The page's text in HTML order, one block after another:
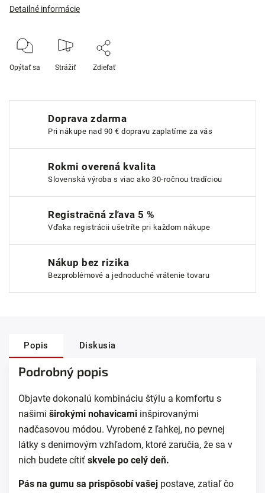
Detailné informácie
Opýtať sa Strážiť Zdieľať
Doprava zdarma
Pri nákupe nad 90 € dopravu zaplatíme za vás
Rokmi overená kvalita
Slovenská výroba s viac ako 30-ročnou tradíciou
Registračná zľava 5 %
Vďaka registrácii ušetríte pri každom nákupe
Nákup bez rizika
Bezproblémové a jednoduché vrátenie tovaru
Popis Diskusia
Podrobný popis
Objavte dokonalú kombináciu štýlu a komfortu s
našimi širokými nohavicami inšpirovanými
nadčasovou módou. Vyrobené z ľahkej, no pevnej
látky s denimovým vzhľadom, ktoré zaručia, že sa v
nich budete cítiť skvele po celý deň.
Pás na gumu sa prispôsobí vašej postave, zatiaľ čo